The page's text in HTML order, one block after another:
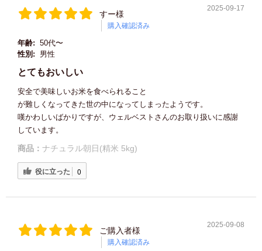
すー様
購入確認済み
2025-09-17
年齢: 50代〜
性別:
男性
とてもおいしい
安全で美味しいお米を食べられること
が難しくなってきた世の中になってしまったようです。
嘆かわしいばかりですが、ウェルベストさんのお取り扱いに感謝
しています。
商品： ナチュラル朝日(精米 5kg)
役に立った 0
ご購入者様
購入確認済み
2025-09-08